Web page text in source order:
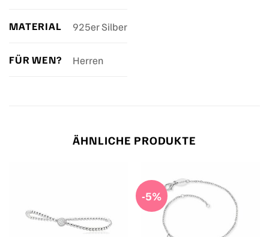
MATERIAL 925er Silber
FÜR WEN? Herren
ÄHNLICHE PRODUKTE
-5%